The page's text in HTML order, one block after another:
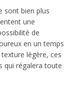
sont bien plus
une
de
en un temps
légère, ces
qui régalera toute